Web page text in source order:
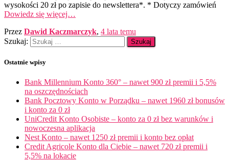
wysokości 20 zł po zapisie do newslettera*. * Dotyczy zamówień
Dowiedz się więcej…
Przez Dawid Kaczmarczyk, 4 lata temu
Szukaj:
Ostatnie wpisy
Bank Millennium Konto 360° – nawet 900 zł premii i 5,5%
na oszczędnościach
Bank Pocztowy Konto w Porządku – nawet 1960 zł bonusów
i konto za 0 zł
UniCredit Konto Osobiste – konto za 0 zł bez warunków i
nowoczesna aplikacja
Nest Konto – nawet 1250 zł premii i konto bez opłat
Credit Agricole Konto dla Ciebie – nawet 720 zł premii i
5,5% na lokacie